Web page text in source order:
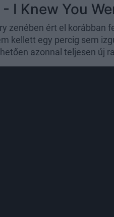
I Knew You
zenében ért el korábban
kellett egy percig sem
azonnal teljesen új